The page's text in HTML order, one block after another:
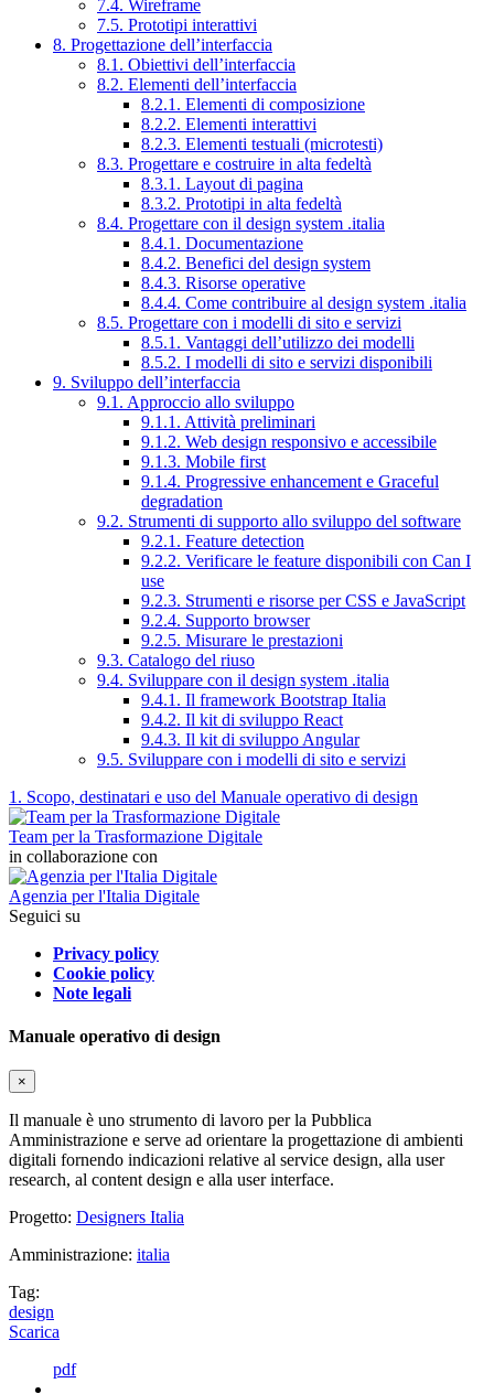
7.4. Wireframe
7.5. Prototipi interattivi
8. Progettazione dell’interfaccia
8.1. Obiettivi dell’interfaccia
8.2. Elementi dell’interfaccia
8.2.1. Elementi di composizione
8.2.2. Elementi interattivi
8.2.3. Elementi testuali (microtesti)
8.3. Progettare e costruire in alta fedeltà
8.3.1. Layout di pagina
8.3.2. Prototipi in alta fedeltà
8.4. Progettare con il design system .italia
8.4.1. Documentazione
8.4.2. Benefici del design system
8.4.3. Risorse operative
8.4.4. Come contribuire al design system .italia
8.5. Progettare con i modelli di sito e servizi
8.5.1. Vantaggi dell’utilizzo dei modelli
8.5.2. I modelli di sito e servizi disponibili
9. Sviluppo dell’interfaccia
9.1. Approccio allo sviluppo
9.1.1. Attività preliminari
9.1.2. Web design responsivo e accessibile
9.1.3. Mobile first
9.1.4. Progressive enhancement e Graceful
degradation
9.2. Strumenti di supporto allo sviluppo del software
9.2.1. Feature detection
9.2.2. Verificare le feature disponibili con Can I
use
9.2.3. Strumenti e risorse per CSS e JavaScript
9.2.4. Supporto browser
9.2.5. Misurare le prestazioni
9.3. Catalogo del riuso
9.4. Sviluppare con il design system .italia
9.4.1. Il framework Bootstrap Italia
9.4.2. Il kit di sviluppo React
9.4.3. Il kit di sviluppo Angular
9.5. Sviluppare con i modelli di sito e servizi
1. Scopo, destinatari e uso del Manuale operativo di design
Team per la Trasformazione Digitale
in collaborazione con
Agenzia per l'Italia Digitale
Seguici su
Privacy policy
Cookie policy
Note legali
Manuale operativo di design
×
Il manuale è uno strumento di lavoro per la Pubblica
Amministrazione e serve ad orientare la progettazione di ambienti
digitali fornendo indicazioni relative al service design, alla user
research, al content design e alla user interface.
Progetto: Designers Italia
Amministrazione: italia
Tag:
design
Scarica
pdf